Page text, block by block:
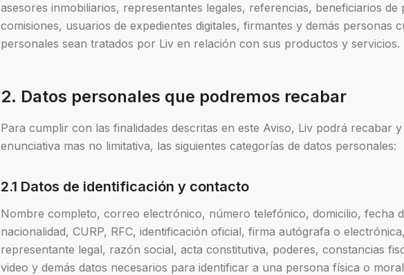
asesores inmobiliarios, representantes legales, referencias, beneficiarios de
comisiones, usuarios de expedientes digitales, firmantes y demás personas
personales sean tratados por Liv en relación con sus productos y servicios.
2. Datos personales que podremos recabar
Para cumplir con las finalidades descritas en este Aviso, Liv podrá recabar
enunciativa mas no limitativa, las siguientes categorías de datos personales:
2.1 Datos de identificación y contacto
Nombre completo, correo electrónico, número telefónico, domicilio, fecha
nacionalidad, CURP, RFC, identificación oficial, firma autógrafa o
representante legal, razón social, acta constitutiva, poderes, constancias
video y demás datos necesarios para identificar a una persona física o